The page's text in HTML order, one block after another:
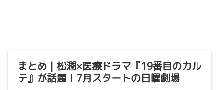
まとめ｜松潤×医療ドラマ『19番目のカル
テ』が話題！7月スタートの日曜劇場